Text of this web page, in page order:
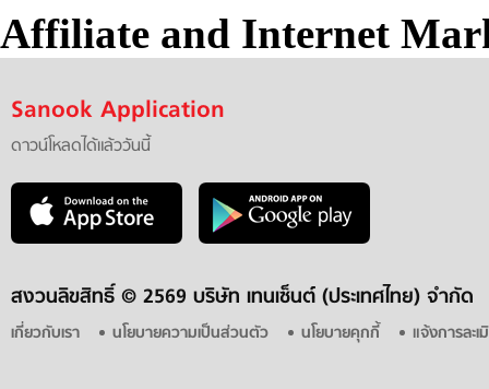
Affiliate and Internet
Sanook Application
ดาวน์โหลดได้แล้ววันนี้
สงวนลิขสิทธิ์ © 2569 บริษัท เทนเซ็นต์ (ประเทศไทย) จำกัด
เกี่ยวกับเรา นโยบายความเป็นส่วนตัว นโยบายคุกกี้ แจ้งการละ